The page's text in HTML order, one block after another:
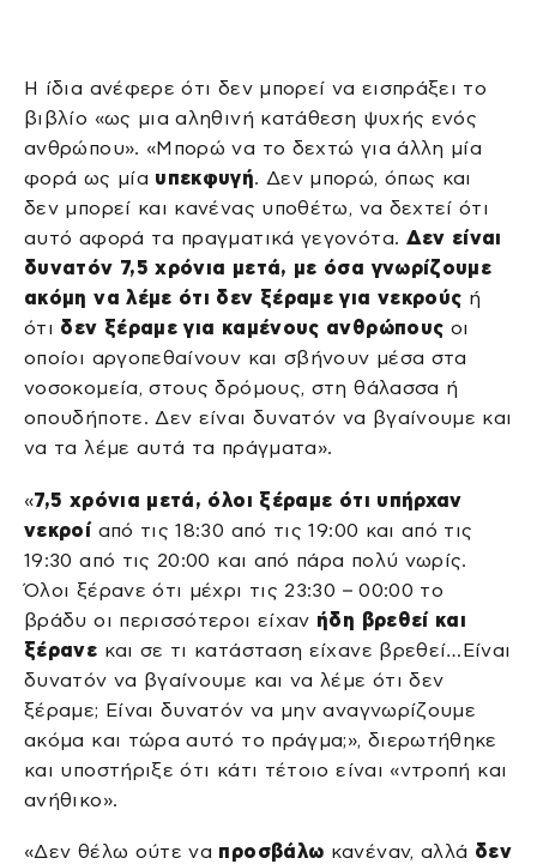
Η ίδια ανέφερε ότι δεν μπορεί να εισπράξει το
βιβλίο «ως μια αληθινή κατάθεση ψυχής ενός
ανθρώπου». «Μπορώ να το δεχτώ για άλλη μία
φορά ως μία υπεκφυγή. Δεν μπορώ, όπως και
δεν μπορεί και κανένας υποθέτω, να δεχτεί ότι
αυτό αφορά τα πραγματικά γεγονότα. Δεν είναι
δυνατόν 7,5 χρόνια μετά, με όσα γνωρίζουμε
ακόμη να λέμε ότι δεν ξέραμε για νεκρούς ή
ότι δεν ξέραμε για καμένους ανθρώπους οι
οποίοι αργοπεθαίνουν και σβήνουν μέσα στα
νοσοκομεία, στους δρόμους, στη θάλασσα ή
οπουδήποτε. Δεν είναι δυνατόν να βγαίνουμε και
να τα λέμε αυτά τα πράγματα».
«7,5 χρόνια μετά, όλοι ξέραμε ότι υπήρχαν
νεκροί από τις 18:30 από τις 19:00 και από τις
19:30 από τις 20:00 και από πάρα πολύ νωρίς.
Όλοι ξέρανε ότι μέχρι τις 23:30 – 00:00 το
βράδυ οι περισσότεροι είχαν ήδη βρεθεί και
ξέρανε και σε τι κατάσταση είχανε βρεθεί…Είναι
δυνατόν να βγαίνουμε και να λέμε ότι δεν
ξέραμε; Είναι δυνατόν να μην αναγνωρίζουμε
ακόμα και τώρα αυτό το πράγμα;», διερωτήθηκε
και υποστήριξε ότι κάτι τέτοιο είναι «ντροπή και
ανήθικο».
«Δεν θέλω ούτε να προσβάλω κανέναν, αλλά δεν